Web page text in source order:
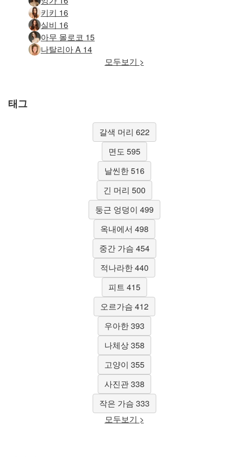
키키 16
실비 16
아무 몰로코 15
나탈리아 A 14
모두보기 >
태그
갈색 머리 622
면도 595
날씬한 516
긴 머리 500
둥근 엉덩이 499
옥내에서 498
중간 가슴 454
적나라한 440
피트 415
오르가슴 412
우아한 393
나체상 358
고양이 355
사진관 338
작은 가슴 333
모두보기 >